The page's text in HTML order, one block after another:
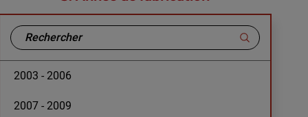
2003 - 2006
2007 - 2009